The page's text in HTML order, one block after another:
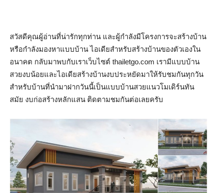
สวัสดีคุณผู้อ่านที่น่ารักทุกท่าน และผู้กำลังมีโครงการจะสร้างบ้าน
หรือกำลังมองหาแบบบ้าน ไอเดียสำหรับสร้างบ้านของตัวเองใน
อนาคต กลับมาพบกับเราเว็บไซต์ thailetgo.com เรามีแบบบ้าน
สวยงบน้อยและไอเดียสร้างบ้านงบประหยัดมาให้รับชมกันทุกวัน
สำหรับบ้านที่นำมาฝากวันนี้เป็นแบบบ้านสวยแนวโมเดิร์นทัน
สมัย งบก่อสร้างหลักแสน ติดตามชมกันต่อเลยครับ